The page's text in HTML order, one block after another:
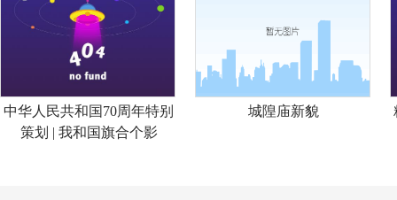
中华人民共和国70周年特别
策划 | 我和国旗合个影
城隍庙新貌